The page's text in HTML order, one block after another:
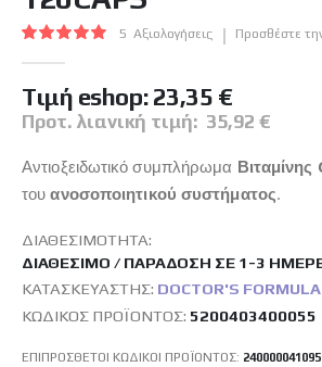
εικόνων
Βαθμολογία:
5 Αξιολογήσεις Προσθέστε
Tιμή eshop:23,35 €
Προτ. λιανική τιμή: 35,92 €
Αντιοξειδωτικό συμπλήρωμα Βιταμίνης
τουανοσοποιητικού συστήματος.
ΔΙΑΘΕΣΙΜΌΤΗΤΑ:
ΔΙΑΘΈΣΙΜΟ / ΠΑΡΆΔΟΣΗ ΣΕ 1-3
ΚΑΤΑΣΚΕΥΑΣΤΉΣ: DOCTOR'S FORMULA
ΚΩΔΙΚΌΣ ΠΡΟΪΌΝΤΟΣ 5200403400055
ΕΠΙΠΡΟΣΘΕΤΟΙ ΚΩΔΙΚΟΙ ΠΡΟΪΟΝΤΟΣ: